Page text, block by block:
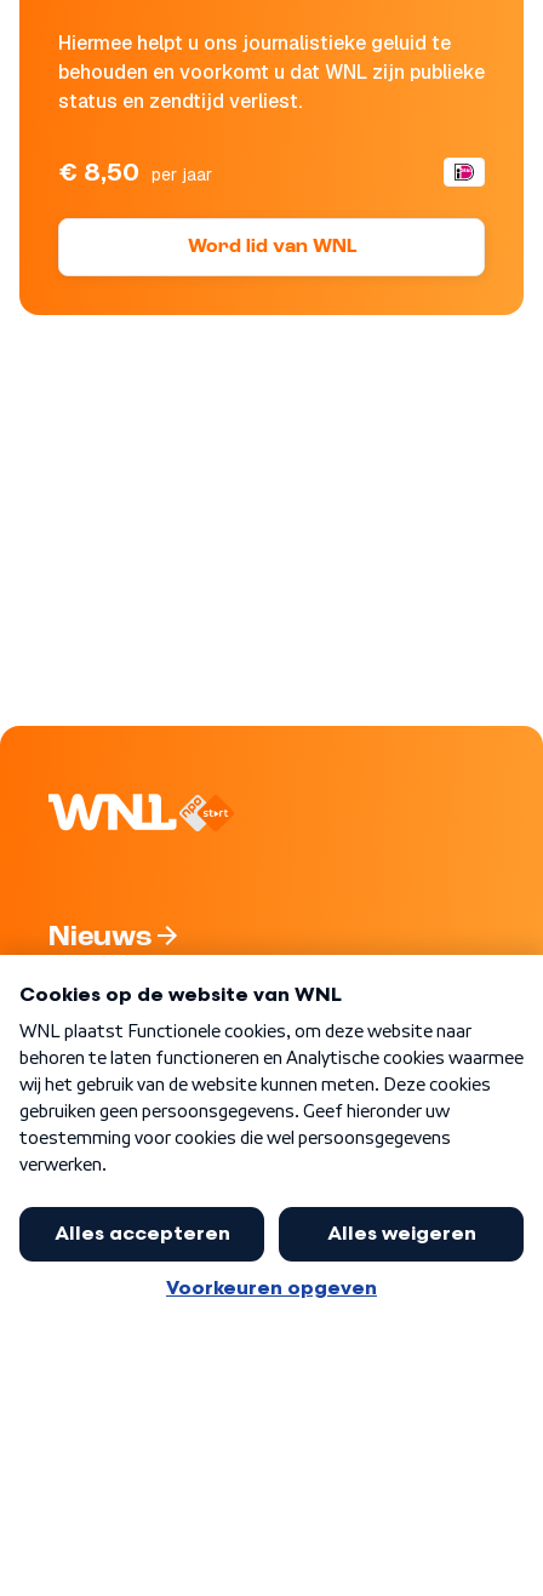
Hiermee helpt u ons journalistieke geluid te
behouden en voorkomt u dat WNL zijn publieke
status en zendtijd verliest.
€ 8,50 per jaar
Word lid van WNL
Nieuws
Nieuwsbrief
Word Lid